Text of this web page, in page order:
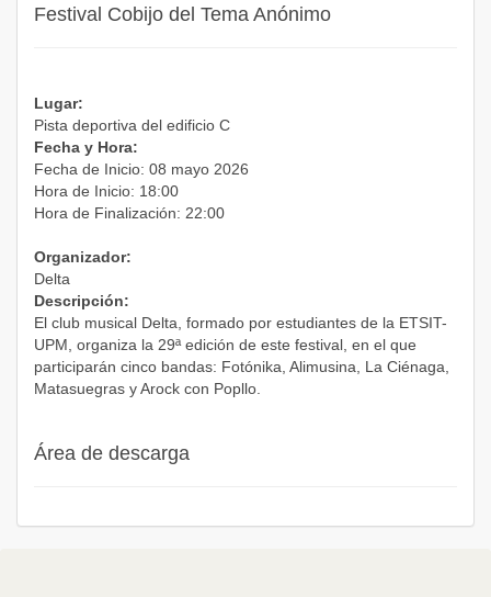
Festival Cobijo del Tema Anónimo
Lugar:
Pista deportiva del edificio C
Fecha y Hora:
Fecha de Inicio: 08 mayo 2026
Hora de Inicio: 18:00
Hora de Finalización: 22:00
Organizador:
Delta
Descripción:
El club musical Delta, formado por estudiantes de la ETSIT-
UPM, organiza la 29ª edición de este festival, en el que
participarán cinco bandas: Fotónika, Alimusina, La Ciénaga,
Matasuegras y Arock con Popllo.
Área de descarga